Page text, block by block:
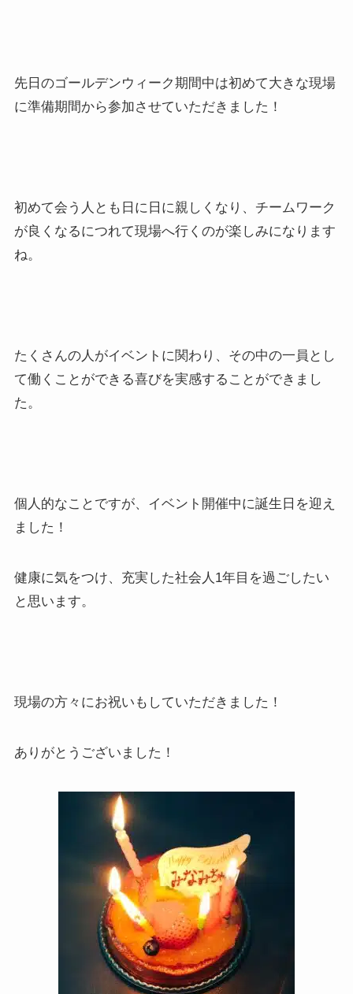
先日のゴールデンウィーク期間中は初めて大きな現場
に準備期間から参加させていただきました！
初めて会う人とも日に日に親しくなり、チームワーク
が良くなるにつれて現場へ行くのが楽しみになります
ね。
たくさんの人がイベントに関わり、その中の一員とし
て働くことができる喜びを実感することができまし
た。
個人的なことですが、イベント開催中に誕生日を迎え
ました！
健康に気をつけ、充実した社会人1年目を過ごしたい
と思います。
現場の方々にお祝いもしていただきました！
ありがとうございました！